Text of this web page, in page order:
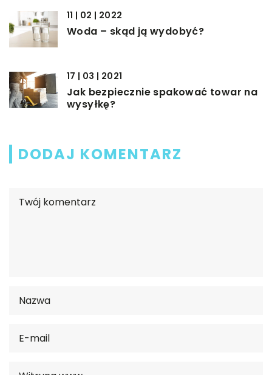
11 | 02 | 2022
Woda – skąd ją wydobyć?
17 | 03 | 2021
Jak bezpiecznie spakować towar na
wysyłkę?
DODAJ KOMENTARZ